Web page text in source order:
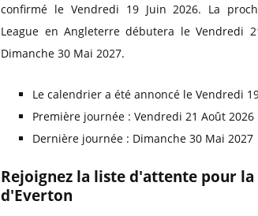
confirmé le Vendredi 19 Juin 2026. La
League en Angleterre débutera le Vendredi
Dimanche 30 Mai 2027.
Le calendrier a été annoncé le Vendredi
Première journée : Vendredi 21 Août 2026
Dernière journée : Dimanche 30 Mai 2027
Rejoignez la liste d'attente pour la
d'Everton